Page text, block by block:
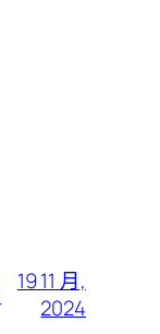
19 11 月,
2024